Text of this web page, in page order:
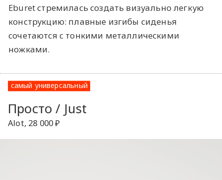
Eburet стремилась создать визуально легкую
конструкцию: плавные изгибы сиденья
сочетаются с тонкими металлическими
ножками.
самый универсальный
Просто / Just
Alot, 28 000 ₽